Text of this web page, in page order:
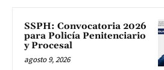
SSPH: Convocatoria 2026
para Policía Penitenciario
y Procesal
agosto 9, 2026